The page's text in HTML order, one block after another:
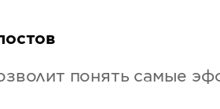
понять самые